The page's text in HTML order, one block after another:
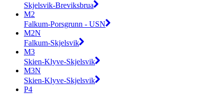
Skjelsvik-Breviksbrua
M2
Falkum-Porsgrunn - USN
M2N
Falkum-Skjelsvik
M3
Skien-Klyve-Skjelsvik
M3N
Skien-Klyve-Skjelsvik
P4